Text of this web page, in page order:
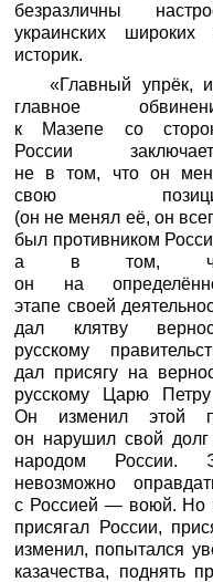
безразличны
украинских
историк.
«Главный упрёк,
главное
к Мазепе со
России
не в том, что он
свою
(он не менял её, он
был противником
а в том,
он на
этапе своей
дал клятву
русскому
дал присягу на
русскому Царю
Он изменил этой
он нарушил свой
народом России.
невозможно
с Россией — воюй. Но
присягал России,
изменил, попытался
казачества, поднять